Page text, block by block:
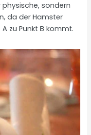
sondern
da der Hamster
zu Punkt B kommt.